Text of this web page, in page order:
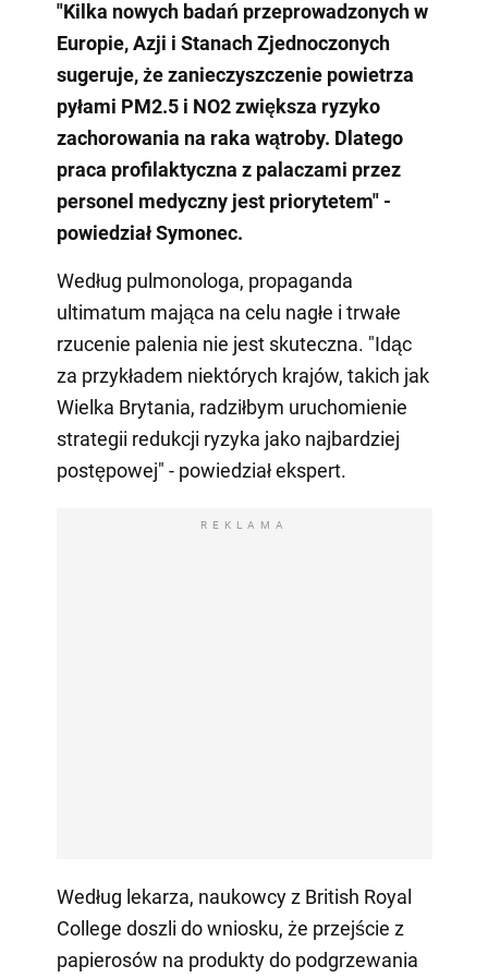
"Kilka nowych badań przeprowadzonych w
Europie, Azji i Stanach Zjednoczonych
sugeruje, że zanieczyszczenie powietrza
pyłami PM2.5 i NO2 zwiększa ryzyko
zachorowania na raka wątroby. Dlatego
praca profilaktyczna z palaczami przez
personel medyczny jest priorytetem" -
powiedział Symonec.
Według pulmonologa, propaganda
ultimatum mająca na celu nagłe i trwałe
rzucenie palenia nie jest skuteczna. "Idąc
za przykładem niektórych krajów, takich jak
Wielka Brytania, radziłbym uruchomienie
strategii redukcji ryzyka jako najbardziej
postępowej" - powiedział ekspert.
REKLAMA
Według lekarza, naukowcy z British Royal
College doszli do wniosku, że przejście z
papierosów na produkty do podgrzewania